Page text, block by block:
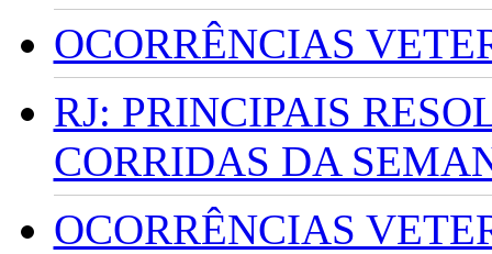
OCORRÊNCIAS
RJ: PRINCIPAIS
CORRIDAS DA
OCORRÊNCIAS